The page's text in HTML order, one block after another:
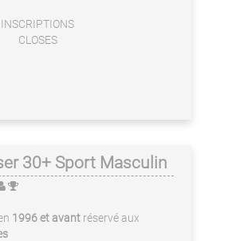
INSCRIPTIONS
CLOSES
30+ Sport Masculin
1996 et avant réservé aux